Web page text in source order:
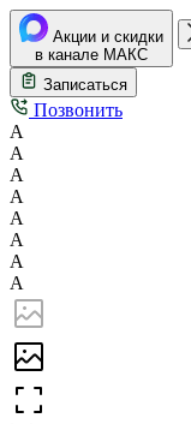
Акции и скидки
в канале МАКС
Записаться
Позвонить
А
А
А
А
А
А
А
А